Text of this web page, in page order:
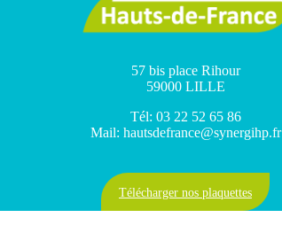
57 bis place Rihour
59000 LILLE
Tél: 03 22 52 65 86
Mail: hautsdefrance@synergihp.fr
Télécharger nos plaquettes